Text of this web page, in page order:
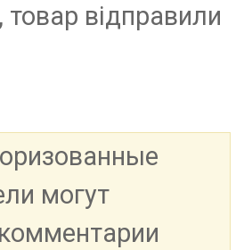
товар відправили
могут